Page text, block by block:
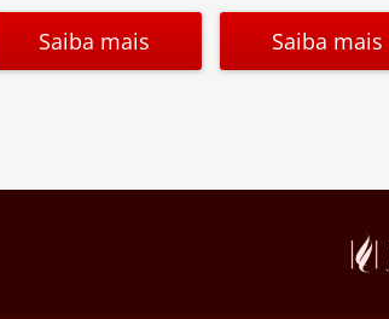
Saiba mais Saiba mais